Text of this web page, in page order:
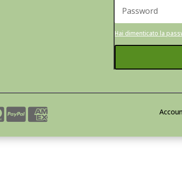
Hai dimenticato la